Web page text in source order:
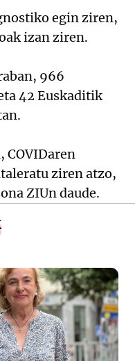
egin ziren,
izan ziren.
966
42 Euskaditik
COVIDaren
ziren atzo,
ZIUn daude.